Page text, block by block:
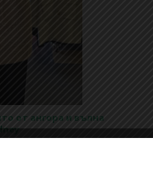
от ангора и вълна